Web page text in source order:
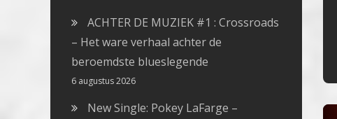
ACHTER DE MUZIEK #1 : Crossroads
– Het ware verhaal achter de
beroemdste blueslegende
6 augustus 2026
New Single: Pokey LaFarge –